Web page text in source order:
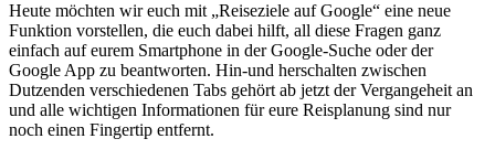
Heute möchten wir euch mit „Reiseziele auf Google“ eine neue
Funktion vorstellen, die euch dabei hilft, all diese Fragen ganz
einfach auf eurem Smartphone in der Google-Suche oder der
Google App zu beantworten. Hin-und herschalten zwischen
Dutzenden verschiedenen Tabs gehört ab jetzt der Vergangeheit an
und alle wichtigen Informationen für eure Reisplanung sind nur
noch einen Fingertip entfernt.